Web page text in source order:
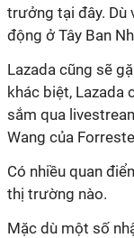
trưởng tại đây. Dù
động ở Tây Ban
Lazada cũng sẽ
khác biệt, Lazada
sắm qua
Wang của
Có nhiều quan
thị trường nào.
Mặc dù một số